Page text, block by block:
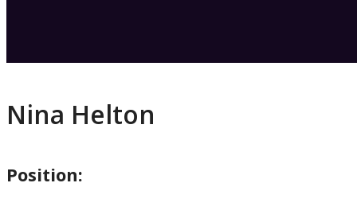
Nina Helton
Position: